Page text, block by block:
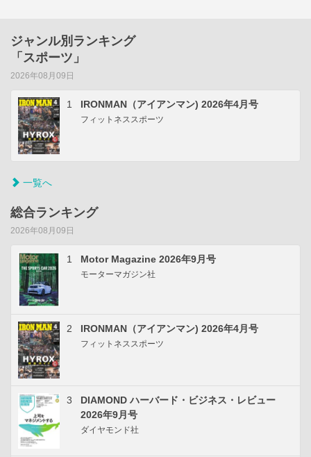
ジャンル別ランキング
「スポーツ」
2026年08月09日
1 IRONMAN（アイアンマン) 2026年4月号
フィットネススポーツ
一覧へ
総合ランキング
2026年08月09日
1 Motor Magazine 2026年9月号
モーターマガジン社
2 IRONMAN（アイアンマン) 2026年4月号
フィットネススポーツ
3
DIAMOND ハーバード・ビジネス・レビュー
2026年9月号
ダイヤモンド社